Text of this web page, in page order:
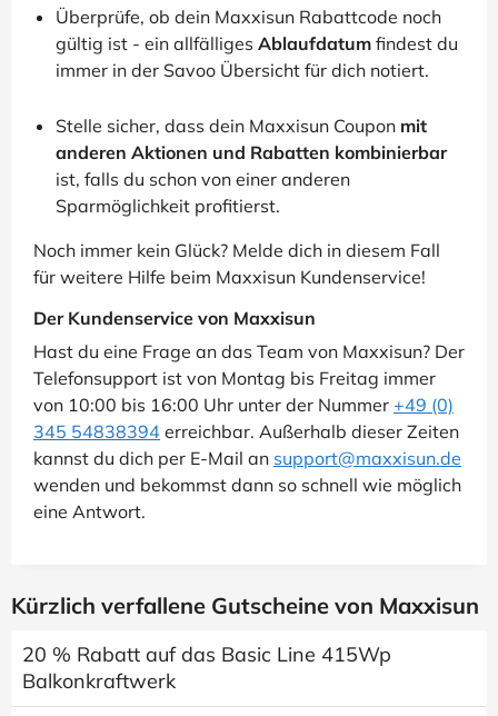
Überprüfe, ob dein Maxxisun Rabattcode noch
gültig ist - ein allfälliges Ablaufdatum findest du
immer in der Savoo Übersicht für dich notiert.
Stelle sicher, dass dein Maxxisun Coupon mit
anderen Aktionen und Rabatten kombinierbar
ist, falls du schon von einer anderen
Sparmöglichkeit profitierst.
Noch immer kein Glück? Melde dich in diesem Fall
für weitere Hilfe beim Maxxisun Kundenservice!
Der Kundenservice von Maxxisun
Hast du eine Frage an das Team von Maxxisun? Der
Telefonsupport ist von Montag bis Freitag immer
von 10:00 bis 16:00 Uhr unter der Nummer +49 (0)
345 54838394 erreichbar. Außerhalb dieser Zeiten
kannst du dich per E-Mail an support@maxxisun.de
wenden und bekommst dann so schnell wie möglich
eine Antwort.
Kürzlich verfallene Gutscheine von Maxxisun
20 % Rabatt auf das Basic Line 415Wp
Balkonkraftwerk